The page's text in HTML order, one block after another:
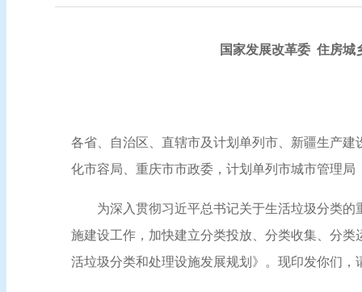
国家发展改革委 住房城
各省、自治区、直辖市及计划单列市、新疆生产
化市容局、重庆市市政委，计划单列市城市管理
为深入贯彻习近平总书记关于生活垃圾分类
施建设工作，加快建立分类投放、分类收集、分
活垃圾分类和处理设施发展规划》。现印发你们，